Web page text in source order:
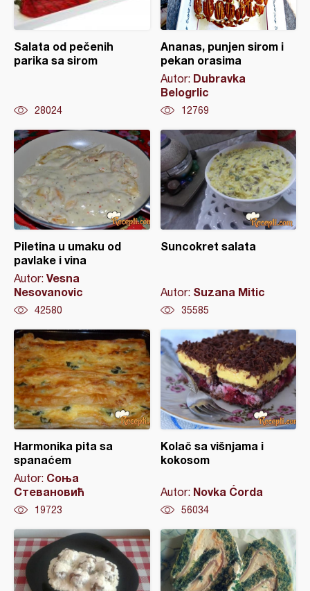
Salata od pečenih
parika sa sirom
28024
Ananas, punjen sirom i
pekan orasima
Autor: Dubravka
Belogrlic
12769
Piletina u umaku od
pavlake i vina
Autor: Vesna
Nesovanovic
42580
Suncokret salata
Autor: Suzana Mitic
35585
Harmonika pita sa
spanaćem
Autor: Соња
Стевановић
19723
Kolač sa višnjama i
kokosom
Autor: Novka Ćorda
56034